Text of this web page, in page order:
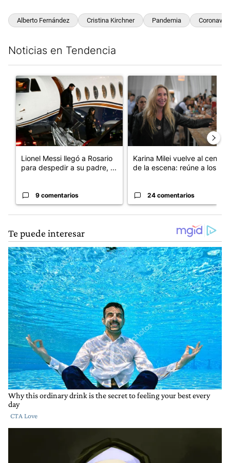
Alberto Fernández Cristina Kirchner Pandemia
Noticias en Tendencia
Un artículo de tendencia con el título "Lionel Messi llegó a
Lionel Messi llegó a Rosario
para despedir a su padre, ...
9 comentarios
Un artículo de tendencia
Karina Milei vuelve al centro
de la escena: reúne a los...
24 comentarios